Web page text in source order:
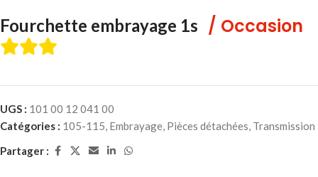
Fourchette embrayage 1s / Occasion
UGS : 101 00 12 041 00
Catégories : 105-115, Embrayage, Pièces détachées, Transmission
Partager :